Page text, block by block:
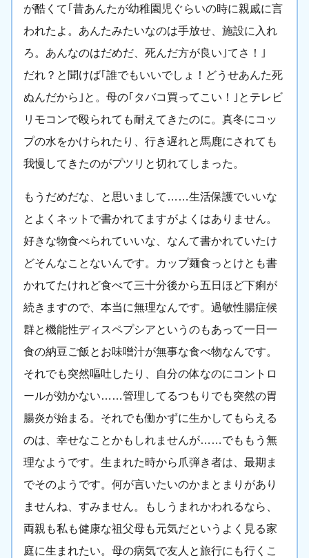
が酷くて｢昔あんたが幼稚園児ぐらいの時に親戚に言
われたよ。あんたみたいなのは手放せ、施設に入れ
ろ。あんなのはだめだ、死んだ方が良い｣てさ！｣
だれ？と聞けば｢誰でもいいでしょ！どうせあんた死
ぬんだから｣と。母の｢タバコ買ってこい！｣とテレビ
リモコンで殴られても耐えてきたのに。真冬にコッ
プの水をかけられたり、行き遅れと馬鹿にされても
我慢してきたのがプツリと切れてしまった。
もうだめだな、と思いまして……生活保護でいいな
とよくネットで書かれてますがよくはありません。
好きな物食べられていいな、なんて書かれていたけ
どそんなことないんです。カップ麺食っとけとも書
かれてたけれど食べて三十分後から五日ほど下痢が
続きますので、本当に無理なんです。過敏性腸症候
群と機能性ディスペプシアというのもあって一日一
食の納豆ご飯とお味噌汁が無事な食べ物なんです。
それでも突然嘔吐したり、自分の体なのにコントロ
ールが効かない……管理してるつもりでも突然の胃
腸炎が始まる。それでも働かずに生かしてもらえる
のは、幸せなことかもしれませんが……でももう無
理なようです。生まれた時から爪弾き者は、最期ま
でそのようです。何が言いたいのかまとまりがあり
ませんね、すみません。もしうまれかわれるなら、
両親も私も健康な祖父母も元気だというよく見る家
庭に生まれたい。母の病気で友人と旅行にも行くこ